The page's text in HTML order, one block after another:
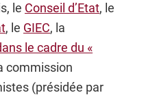
le Conseil d’Etat, le
, le GIEC, la
le cadre du «
commission
(présidée par